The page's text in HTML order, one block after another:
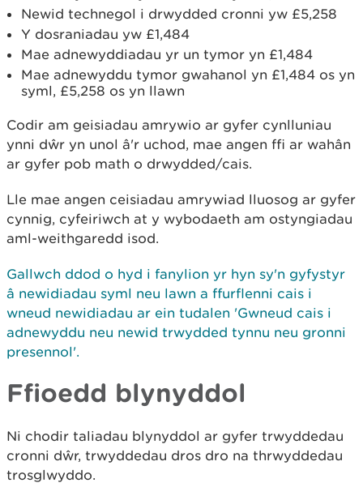
Newid technegol i drwydded cronni yw £5,258
Y dosraniadau yw £1,484
Mae adnewyddiadau yr un tymor yn £1,484
Mae adnewyddu tymor gwahanol yn £1,484 os yn
syml, £5,258 os yn llawn
Codir am geisiadau amrywio ar gyfer cynlluniau
ynni dŵr yn unol â'r uchod, mae angen ffi ar wahân
ar gyfer pob math o drwydded/cais.
Lle mae angen ceisiadau amrywiad lluosog ar gyfer
cynnig, cyfeiriwch at y wybodaeth am ostyngiadau
aml-weithgaredd isod.
Gallwch ddod o hyd i fanylion yr hyn sy'n gyfystyr
â newidiadau syml neu lawn a ffurflenni cais i
wneud newidiadau ar ein tudalen 'Gwneud cais i
adnewyddu neu newid trwydded tynnu neu gronni
presennol'.
Ffioedd blynyddol
Ni chodir taliadau blynyddol ar gyfer trwyddedau
cronni dŵr, trwyddedau dros dro na thrwyddedau
trosglwyddo.